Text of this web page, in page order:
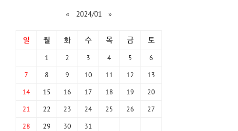
« 2024/01 »
일 월 화 수 목 금 토
1 2 3 4 5
6
7
8 9 10 11 12
13
14
15 16 17 18 19
20
21
22 23 24 25 26
27
28
29 30 31